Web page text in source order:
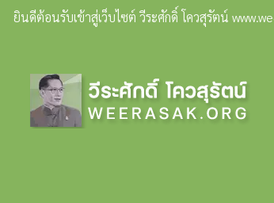
ยินดีต้อนรับเข้าสู่เว็บไซต์ วีระศักดิ์ โควสุรัตน์